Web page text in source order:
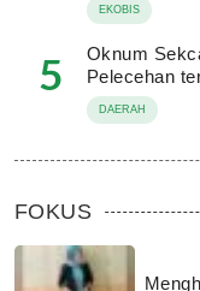
EKOBIS
5
Oknum
Pelecehan
DAERAH
FOKUS